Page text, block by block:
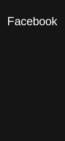
Facebook